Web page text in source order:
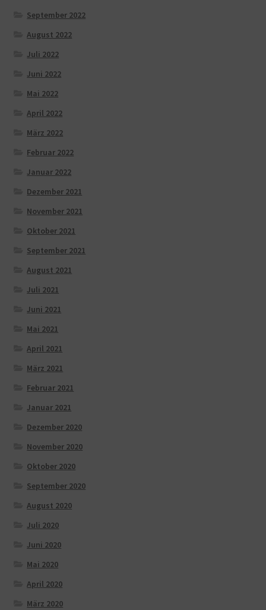
September 2022
August 2022
Juli 2022
Juni 2022
Mai 2022
April 2022
März 2022
Februar 2022
Januar 2022
Dezember 2021
November 2021
Oktober 2021
September 2021
August 2021
Juli 2021
Juni 2021
Mai 2021
April 2021
März 2021
Februar 2021
Januar 2021
Dezember 2020
November 2020
Oktober 2020
September 2020
August 2020
Juli 2020
Juni 2020
Mai 2020
April 2020
März 2020